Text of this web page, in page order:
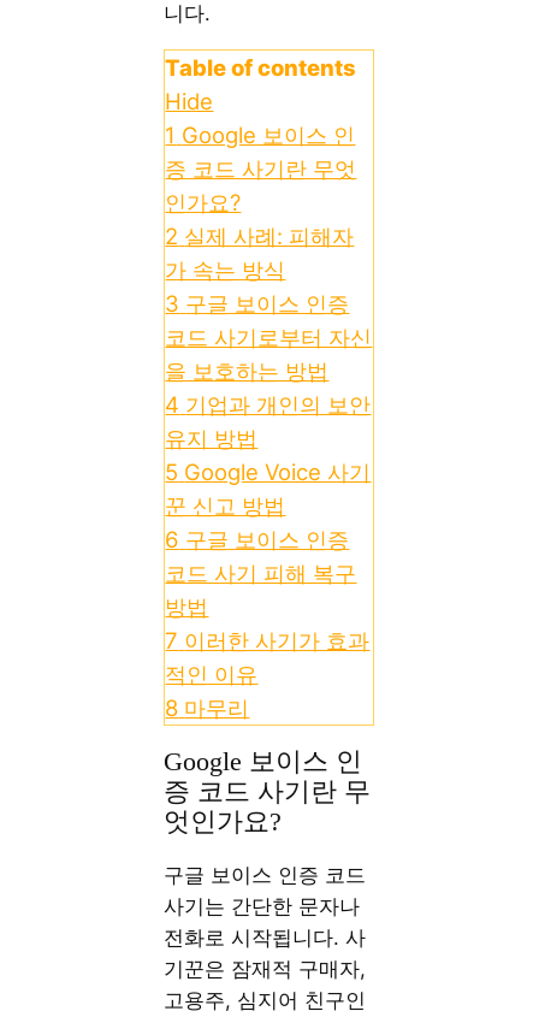
니다.
Table of contents
Hide
1 Google 보이스 인
증 코드 사기란 무엇
인가요?
2 실제 사례: 피해자
가 속는 방식
3 구글 보이스 인증
코드 사기로부터 자신
을 보호하는 방법
4 기업과 개인의 보안
유지 방법
5 Google Voice 사기
꾼 신고 방법
6 구글 보이스 인증
코드 사기 피해 복구
방법
7 이러한 사기가 효과
적인 이유
8 마무리
Google 보이스 인
증 코드 사기란 무
엇인가요?
구글 보이스 인증 코드
사기는 간단한 문자나
전화로 시작됩니다. 사
기꾼은 잠재적 구매자,
고용주, 심지어 친구인